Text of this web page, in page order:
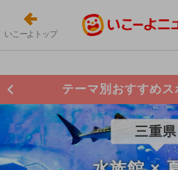
いこーよトップ
テーマ別おすすめ
三重県